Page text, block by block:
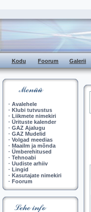
Kodu Foorum Galerii
· Avalehele
· Klubi tutvustus
· Liikmete nimekiri
· Ürituste kalender
· GAZ Ajalugu
· GAZ Mudelid
· Volgad meedias
· Maailm ja mõnda
· Ümberehitused
· Tehnoabi
· Uudiste arhiiv
· Lingid
· Kasutajate nimekiri
· Foorum